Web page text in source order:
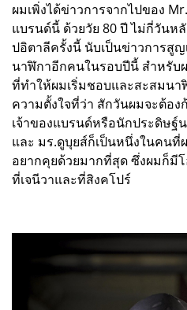
ผมเพิ่งได้ข่าวการจากไปของ
แบรนด์นี้ ด้วยวัย 80 ปี ไม่กี่วันห
ปอิตาลีครั้งนี้ นับเป็นข่าวการสู
นาฬิกาอีกคนในรอบปีนี้ สำหรับ
ที่ทำให้ผมเริ่มชอบและสะสมนา
ความตั้งใจที่ว่า สักวันผมจะต้อง
เจ้าของแบรนด์หรือนักประดิษ
และ มร.ดูบุยส์ก็เป็นหนึ่งในคน
อยากคุยด้วยมากที่สุด ซึ่งผมก็มี
ที่เจนีวาและที่สิงคโปร์